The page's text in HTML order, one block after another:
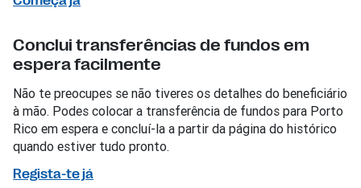
Conclui transferências de fundos em
espera facilmente
Não te preocupes se não tiveres os detalhes do beneficiário
à mão. Podes colocar a transferência de fundos para Porto
Rico em espera e concluí-la a partir da página do histórico
quando estiver tudo pronto.
Regista-te já